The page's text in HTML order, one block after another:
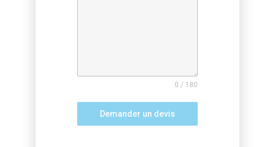
0 / 180
Demander un devis